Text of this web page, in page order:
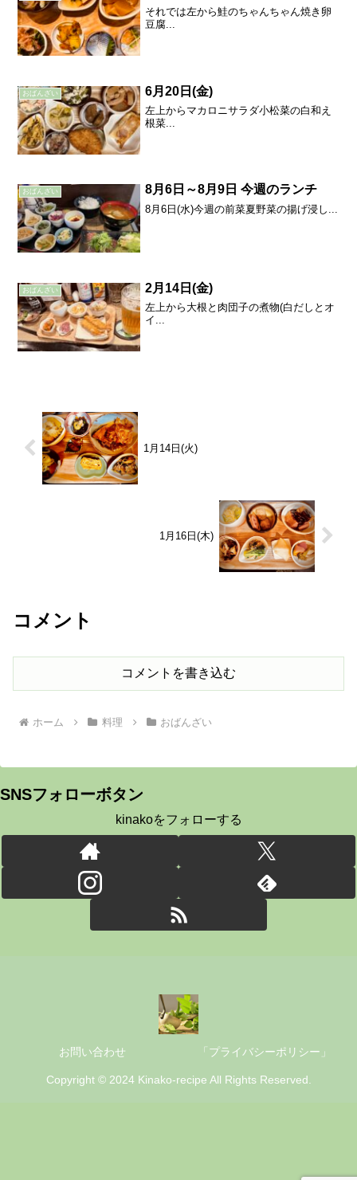
それでは左から鮭のちゃんちゃん焼き卵
豆腐...
おばんざい 6月20日(金)
左上からマカロニサラダ小松菜の白和え
根菜...
おばんざい 8月6日～8月9日 今週のランチ
8月6日(水)今週の前菜夏野菜の揚げ浸し...
おばんざい 2月14日(金)
左上から大根と肉団子の煮物(白だしとオ
イ...
1月14日(火)
1月16日(木)
コメント
コメントを書き込む
ホーム 料理 おばんざい
SNSフォローボタン
kinakoをフォローする
お問い合わせ 「プライバシーポリシー」
Copyright © 2024 Kinako-recipe All Rights Reserved.